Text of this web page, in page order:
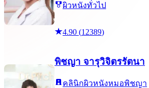
ผิวหนังทั่วไป
4.90 (12389)
พิชญา จารุวิจิตรรัตนา
คลินิกผิวหนังหมอพิชญา